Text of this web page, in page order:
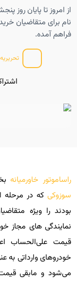
نام برای متقاضیان
فراهم آمده.
راساموتور خاورمیانه
سوزوکی که در مرحله
بودند را ویژه
قیمت علی‌الحساب
خودروهای وارداتی به
می‌شود و مابقی قیمت